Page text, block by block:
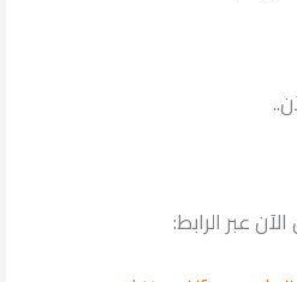
عبر الرابط: